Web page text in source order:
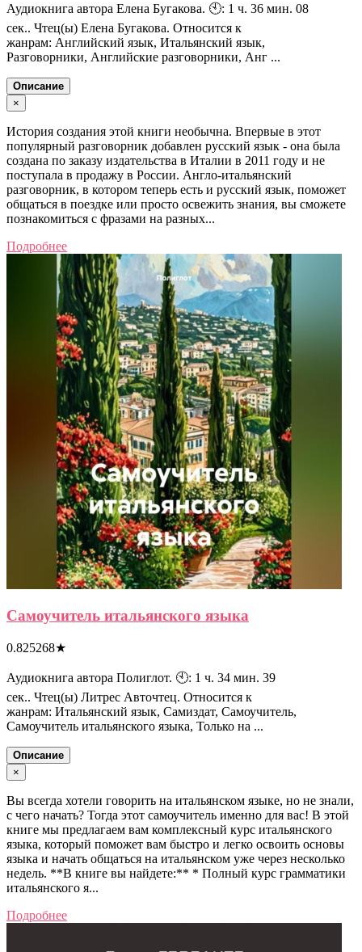
Аудиокнига автора Елена Бугакова. 🕙: 1 ч. 36 мин. 08
сек.. Чтец(ы) Елена Бугакова. Относится к
жанрам: Английский язык, Итальянский язык,
Разговорники, Английские разговорники, Анг ...
Описание
×
История создания этой книги необычна. Впервые в этот
популярный разговорник добавлен русский язык - она была
создана по заказу издательства в Италии в 2011 году и не
поступала в продажу в России. Англо-итальянский
разговорник, в котором теперь есть и русский язык, поможет
общаться в поездке или просто освежить знания, вы сможете
познакомиться с фразами на разных...
Подробнее
Самоучитель итальянского языка
0.825268★
Аудиокнига автора Полиглот. 🕙: 1 ч. 34 мин. 39
сек.. Чтец(ы) Литрес Авточтец. Относится к
жанрам: Итальянский язык, Самиздат, Самоучитель,
Самоучитель итальянского языка, Только на ...
Описание
×
Вы всегда хотели говорить на итальянском языке, но не знали,
с чего начать? Тогда этот самоучитель именно для вас! В этой
книге мы предлагаем вам комплексный курс итальянского
языка, который поможет вам быстро и легко освоить основы
языка и начать общаться на итальянском уже через несколько
недель. **В книге вы найдете:** * Полный курс грамматики
итальянского я...
Подробнее